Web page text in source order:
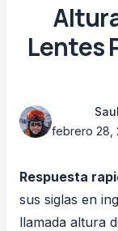
Lentes
febrero 28,
Respuesta
sus siglas en
llamada altura